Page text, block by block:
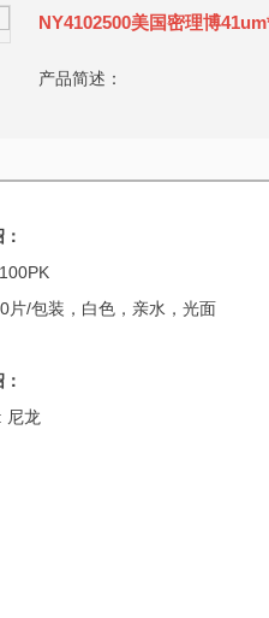
NY4102500美国密理博
产品简述：
片/包装，白色，亲水，光面
尼龙